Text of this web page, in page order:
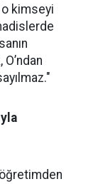
kimseyi